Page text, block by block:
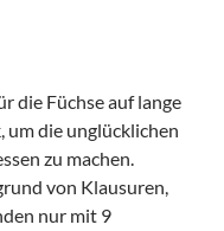
die Füchse auf lange
die unglücklichen
zu machen.
von Klausuren,
nur mit 9